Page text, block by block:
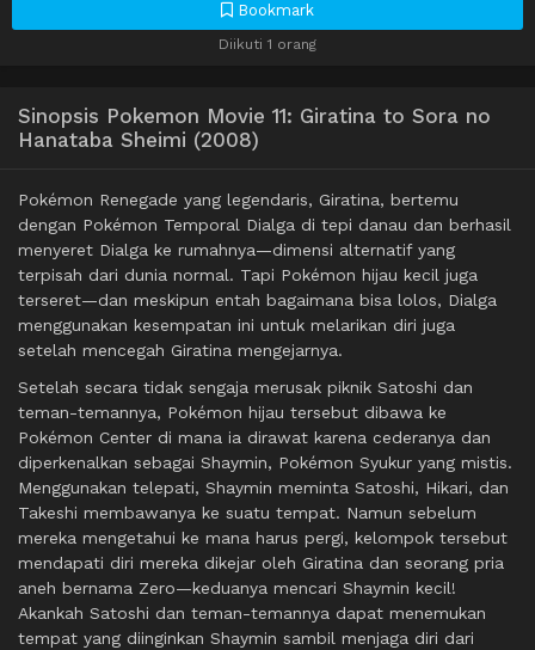
Bookmark
Diikuti 1 orang
Sinopsis Pokemon Movie 11: Giratina to Sora no
Hanataba Sheimi (2008)
Pokémon Renegade yang legendaris, Giratina, bertemu
dengan Pokémon Temporal Dialga di tepi danau dan berhasil
menyeret Dialga ke rumahnya—dimensi alternatif yang
terpisah dari dunia normal. Tapi Pokémon hijau kecil juga
terseret—dan meskipun entah bagaimana bisa lolos, Dialga
menggunakan kesempatan ini untuk melarikan diri juga
setelah mencegah Giratina mengejarnya.
Setelah secara tidak sengaja merusak piknik Satoshi dan
teman-temannya, Pokémon hijau tersebut dibawa ke
Pokémon Center di mana ia dirawat karena cederanya dan
diperkenalkan sebagai Shaymin, Pokémon Syukur yang mistis.
Menggunakan telepati, Shaymin meminta Satoshi, Hikari, dan
Takeshi membawanya ke suatu tempat. Namun sebelum
mereka mengetahui ke mana harus pergi, kelompok tersebut
mendapati diri mereka dikejar oleh Giratina dan seorang pria
aneh bernama Zero—keduanya mencari Shaymin kecil!
Akankah Satoshi dan teman-temannya dapat menemukan
tempat yang diinginkan Shaymin sambil menjaga diri dari